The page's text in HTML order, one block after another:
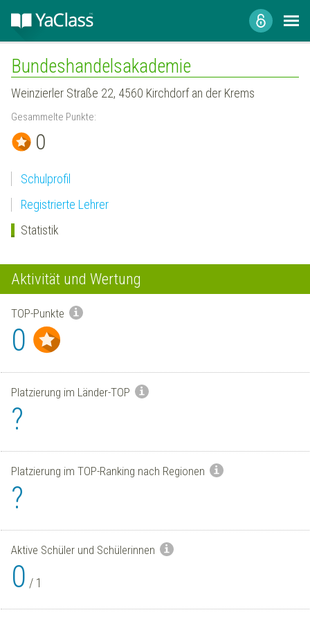
Bundeshandelsakademie
Weinzierler Straße 22, 4560 Kirchdorf an der Krems
Gesammelte Punkte:
0
Schulprofil
Registrierte Lehrer
Statistik
Aktivität und Wertung
TOP-Punkte
0
Platzierung im Länder-TOP
?
Platzierung im TOP-Ranking nach Regionen
?
Aktive Schüler und Schülerinnen
0 / 1